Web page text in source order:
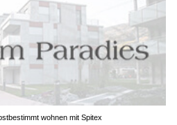
wohnen mit Spitex